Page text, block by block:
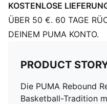
KOSTENLOSE
ÜBER 50 €. 60 TAGE
DEINEM PUMA KONTO.
PRODUCT
Die PUMA Rebound
Basketball-Tradition